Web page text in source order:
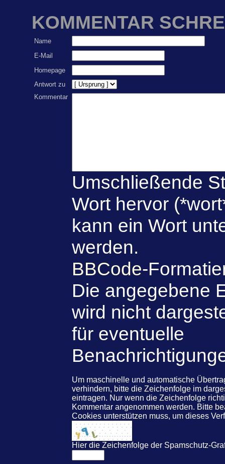
KOMMENTAR
Name
E-Mail
Homepage
Antwort zu
Kommentar
Umschließende
Wort hervor
kann ein Wort
werden.
BBCode-
Die angegebene
wird nicht
für eventuelle
Um maschinelle und automatische
verhindern, bitte die Zeichenfolge im
eintragen. Nur wenn die Zeichenfolge
Kommentar angenommen werden. Bitte
Cookies unterstützen muss, um dieses
Hier die Zeichenfolge der Spamschutz-